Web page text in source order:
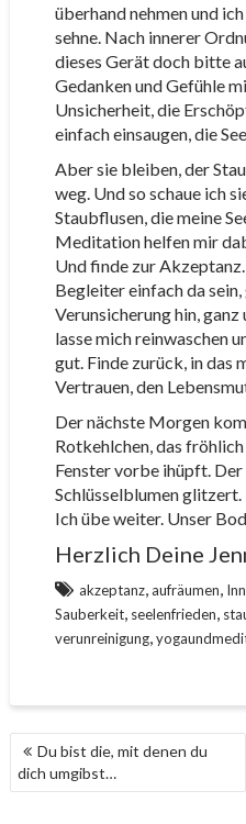
überhand nehmen und
sehne. Nach innerer
dieses Gerät doch bitte
Gedanken und Gefühle
Unsicherheit, die
einfach einsaugen, die
Aber sie bleiben, der
weg. Und so schaue ich
Staubflusen, die meine
Meditation helfen mir
Und finde zur
Begleiter einfach da
Verunsicherung hin, ganz
lasse mich reinwaschen
gut. Finde zurück, in das
Vertrauen, den
Der nächste Morgen
Rotkehlchen, das
Fenster vorbe ihüpft.
Schlüsselblumen
Ich übe weiter. Unser
Herzlich Deine
akzeptanz, aufräumen
Sauberkeit, seelenfrieden
verunreinigung,
BEITRAGS-
NAVIGATION
Du bist die, mit denen du
dich umgibst…